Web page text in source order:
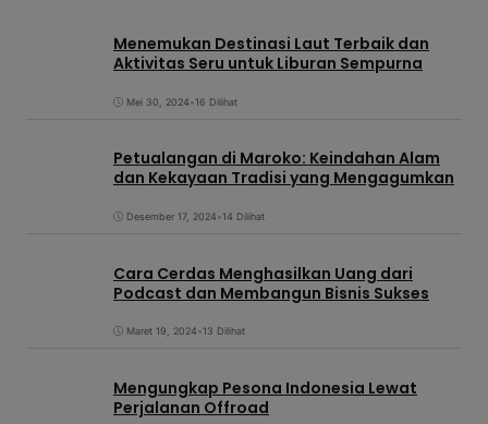
Menemukan Destinasi Laut Terbaik dan
Aktivitas Seru untuk Liburan Sempurna
Mei 30, 2024•16 Dilihat
Petualangan di Maroko: Keindahan Alam
dan Kekayaan Tradisi yang Mengagumkan
Desember 17, 2024•14 Dilihat
Cara Cerdas Menghasilkan Uang dari
Podcast dan Membangun Bisnis Sukses
Maret 19, 2024•13 Dilihat
Mengungkap Pesona Indonesia Lewat
Perjalanan Offroad